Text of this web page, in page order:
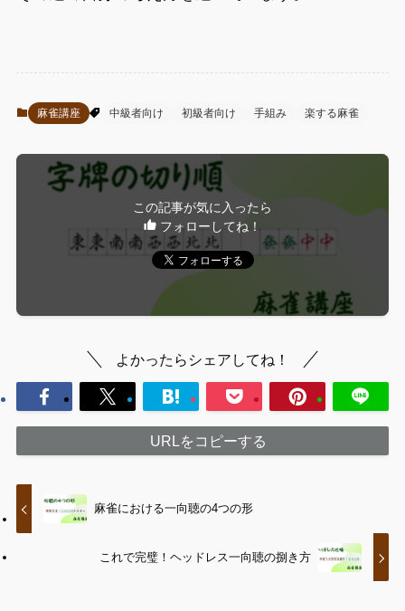
麻雀講座 中級者向け 初級者向け 手組み 楽する麻雀
この記事が気に入ったら
フォローしてね！
よかったらシェアしてね！
URLをコピーする
麻雀における一向聴の4つの形
これで完璧！ヘッドレス一向聴の捌き方